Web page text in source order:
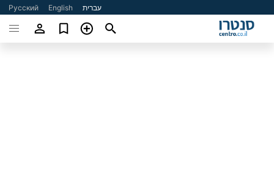
עברית English
Русский